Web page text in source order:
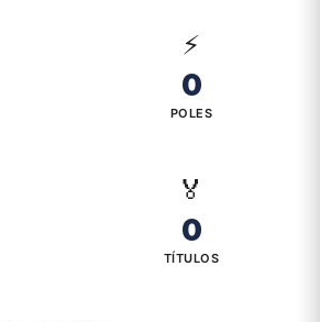
⚡
0
POLES
🏅
0
TÍTULOS